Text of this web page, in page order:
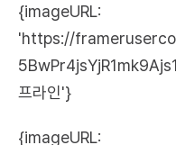
{imageURL:
'https://
프라인'}
{imageURL: